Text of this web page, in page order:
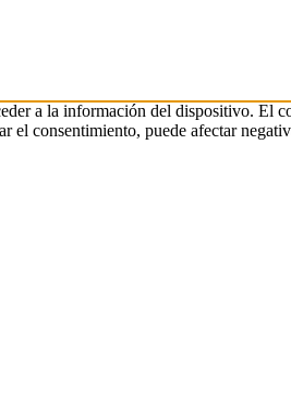
a la información del dispositivo. El
consentimiento, puede afectar